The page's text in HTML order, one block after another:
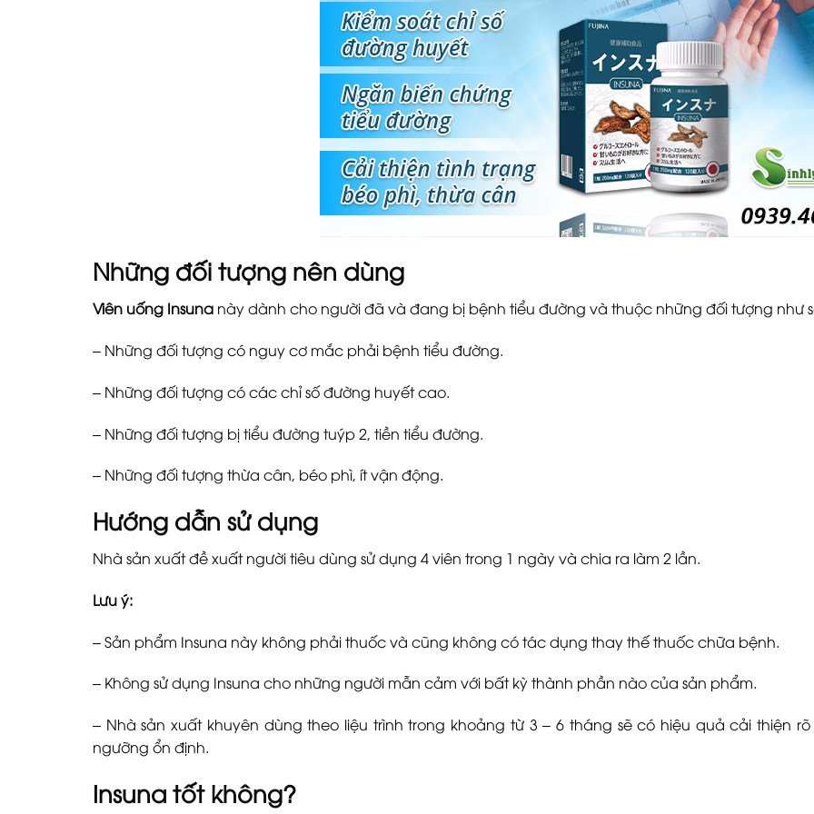
Những đối tượng nên dùng
Viên uống Insuna này dành cho người đã và đang bị bệnh tiểu đường và thuộc những đối tượng như
– Những đối tượng có nguy cơ mắc phải bệnh tiểu đường.
– Những đối tượng có các chỉ số đường huyết cao.
– Những đối tượng bị tiểu đường tuýp 2, tiền tiểu đường.
– Những đối tượng thừa cân, béo phì, ít vận động.
Hướng dẫn sử dụng
Nhà sản xuất đề xuất người tiêu dùng sử dụng 4 viên trong 1 ngày và chia ra làm 2 lần.
Lưu ý:
– Sản phẩm Insuna này không phảithuốcvà cũng không có tác dụng thay thếthuốcchữa bệnh.
– Không sử dụng Insuna cho những người mẫn cảm với bất kỳ thành phần nào của sản phẩm.
– Nhà sản xuất khuyên dùng theo liệu trình trong khoảng từ 3 – 6 tháng sẽ có hiệu quả cải thiện
ngưỡng ổn định.
Insuna tốt không?